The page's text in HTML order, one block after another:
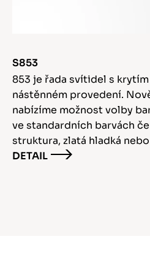
S853
853 je řada svítidel s
nástěnném provedení.
nabízíme možnost volby
ve standardních barvách
struktura, zlatá hladká
DETAIL